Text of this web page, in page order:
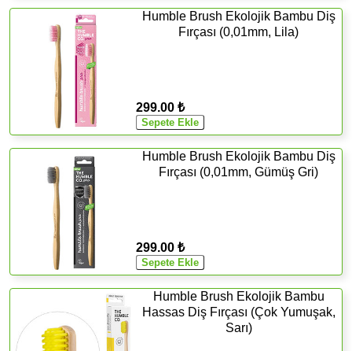
Humble Brush Ekolojik Bambu Diş
Fırçası (0,01mm, Lila)
299.00 ₺
Humble Brush Ekolojik Bambu Diş
Fırçası (0,01mm, Gümüş Gri)
299.00 ₺
Humble Brush Ekolojik Bambu
Hassas Diş Fırçası (Çok Yumuşak,
Sarı)